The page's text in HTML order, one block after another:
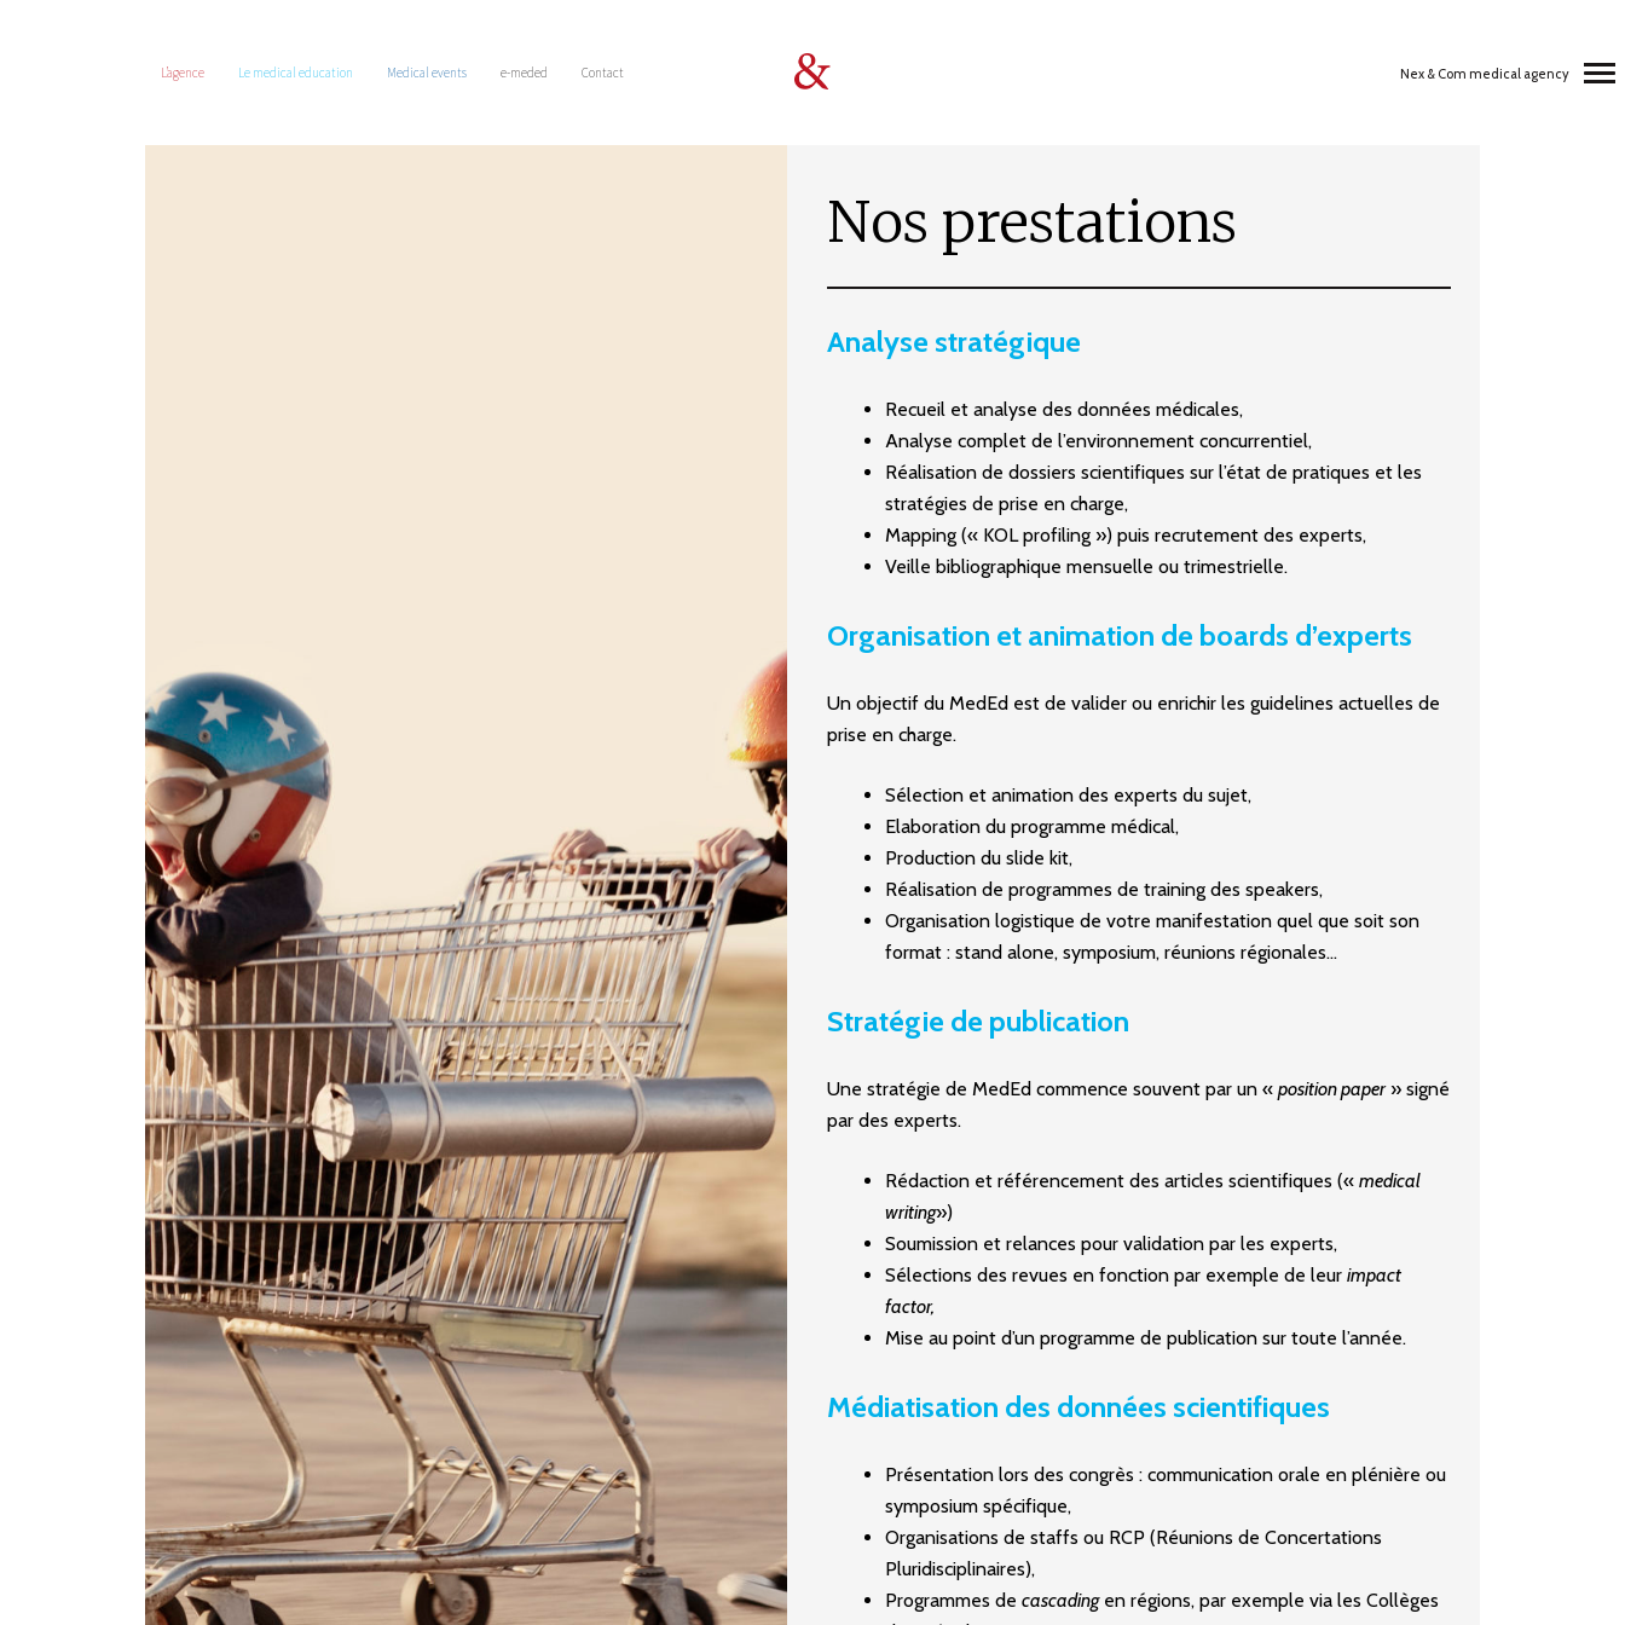
principale
L’agence Le medical education Medical events e-meded Contact Nex & Com medical agency
Nos prestations
Analyse stratégique
Recueil et analyse des données médicales,
Analyse complet de l’environnement concurrentiel,
Réalisation de dossiers scientifiques sur l’état de pratiques et les
stratégies de prise en charge,
Mapping (« KOL profiling ») puis recrutement des experts,
Veille bibliographique mensuelle ou trimestrielle.
Organisation et animation de boards d’experts
Un objectif du MedEd est de valider ou enrichir les guidelines actuelles de
prise en charge.
Sélection et animation des experts du sujet,
Elaboration du programme médical,
Production du slide kit,
Réalisation de programmes de training des speakers,
Organisation logistique de votre manifestation quel que soit son
format : stand alone, symposium, réunions régionales…
Stratégie de publication
Une stratégie de MedEd commence souvent par un « position paper» signé
par des experts.
Rédaction et référencement des articles scientifiques (« medical
writing»)
Soumission et relances pour validation par les experts,
Sélections des revues en fonction par exemple de leur impact
factor,
Mise au point d’un programme de publication sur toute l’année.
Médiatisation des données scientifiques
Présentation lors des congrès : communication orale en plénière ou
symposium spécifique,
Organisations de staffs ou RCP (Réunions de Concertations
Pluridisciplinaires),
Programmes de cascadingen régions, par exemple via les Collèges